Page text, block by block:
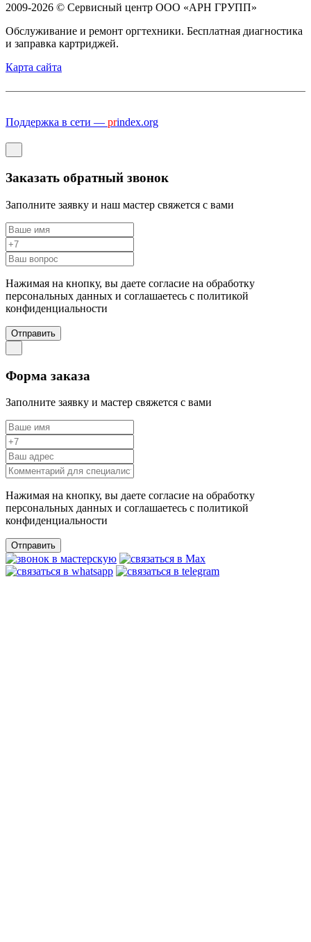
2009-2026 © Сервисный центр ООО «АРН ГРУПП»
Обслуживание и ремонт оргтехники. Бесплатная диагностика
и заправка картриджей.
Карта сайта
Поддержка в сети — prindex.org
Заказать обратный звонок
Заполните заявку и наш мастер свяжется с вами
Нажимая на кнопку, вы даете согласие на обработку
персональных данных и соглашаетесь c политикой
конфиденциальности
Отправить
Форма заказа
Заполните заявку и мастер свяжется с вами
Нажимая на кнопку, вы даете согласие на обработку
персональных данных и соглашаетесь c политикой
конфиденциальности
Отправить